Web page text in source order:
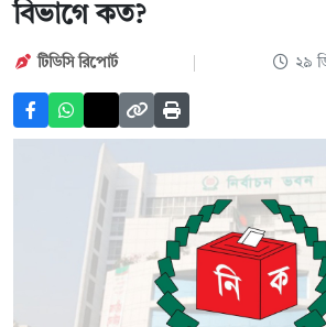
বিভাগে কত?
টিডিসি রিপোর্ট ২৯